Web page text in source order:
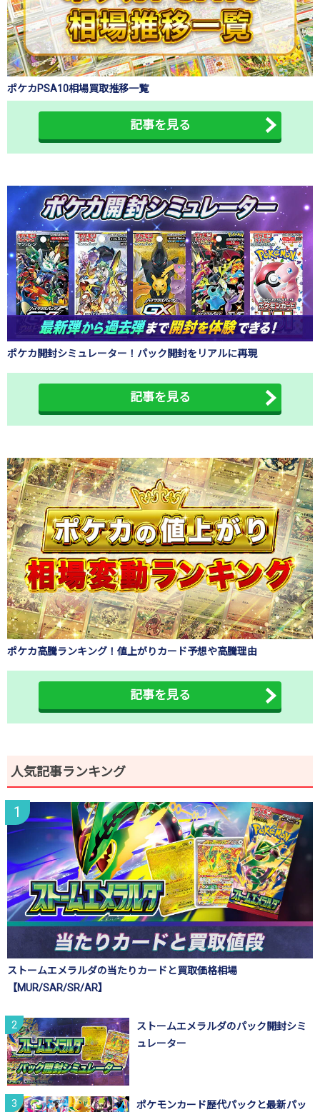
ポケカPSA10相場買取推移一覧
記事を見る
ポケカ開封シミュレーター！パック開封をリアルに再現
記事を見る
ポケカ高騰ランキング！値上がりカード予想や高騰理由
記事を見る
人気記事ランキング
ストームエメラルダの当たりカードと買取価格相場
【MUR/SAR/SR/AR】
ストームエメラルダのパック開封シミ
ュレーター
ポケモンカード歴代パックと最新パッ